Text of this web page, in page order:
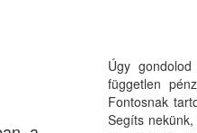
Úgy
független
Fontosnak
Segíts